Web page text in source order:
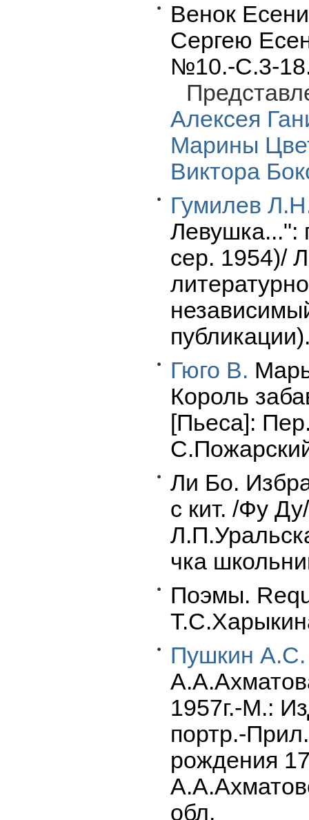
Венок
Сергею
№10.-С.3-
Алексея
Марины
Виктора
Гумилев
Левушка...":
сер. 1954)/
Гюго В.
Король
[Пьеса]:
Ли Бо.
с кит. /Фу
чка
Поэмы.
Пушкин А.С.
1957г.-М.:
портр.-
рождения
обл.